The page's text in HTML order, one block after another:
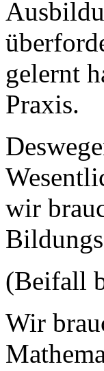
gelernt
Praxis.
wir
(Beifall
Wir